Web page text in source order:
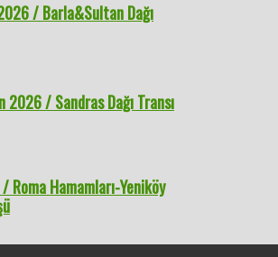
/ Barla&Sultan Dağı
2026 / Sandras Dağı Transı
Hamamları-Yeniköy